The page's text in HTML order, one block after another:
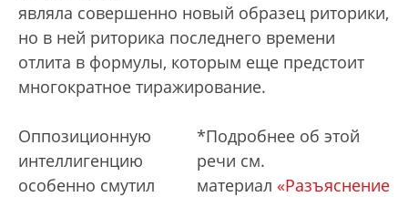
являла совершенно новый образец риторики,
но в ней риторика последнего времени
отлита в формулы, которым еще предстоит
многократное тиражирование.
*Подробнее об этой
речи см.
материал «Разъяснение
Оппозиционную
интеллигенцию
особенно смутил